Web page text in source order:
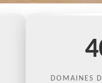
DOMAINES